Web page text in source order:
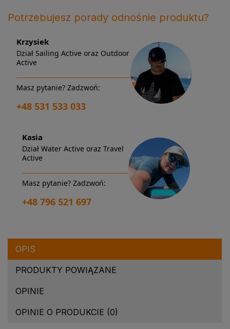
Potrzebujesz porady odnośnie produktu?
Krzysiek
Dział Sailing Active oraz Outdoor
Active
Masz pytanie? Zadzwoń:
+48 531 533 033
Kasia
Dział Water Active oraz Travel
Active
Masz pytanie? Zadzwoń:
+48 796 521 697
OPIS
PRODUKTY POWIĄZANE
OPINIE
OPINIE O PRODUKCIE (0)